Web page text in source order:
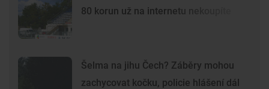
80 korun už na internetu nekoupíte
Šelma na jihu Čech? Záběry mohou
zachycovat kočku, policie hlášení dál